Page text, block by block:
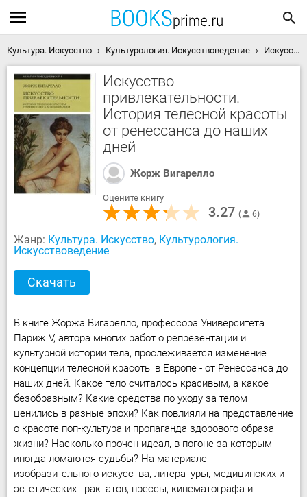
Культура. Искусство Культурология. Искусствоведение Искусство привлекательности. История телесной красоты от ренессанса до наших дней скачать книгу
Искусство
привлекательности.
История телесной красоты
от ренессанса до наших
дней
Жорж Вигарелло
Оцените книгу
3.27 6
Жанр: Культура. Искусство, Культурология.
Искусствоведение
Скачать
В книге Жоржа Вигарелло, профессора Университета
Париж V, автора многих работ о репрезентации и
культурной истории тела, прослеживается изменение
концепции телесной красоты в Европе - от Ренессанса до
наших дней. Какое тело считалось красивым, а какое
безобразным? Какие средства по уходу за телом
ценились в разные эпохи? Как повлияли на представление
о красоте поп-культура и пропаганда здорового образа
жизни? Насколько прочен идеал, в погоне за которым
иногда ломаются судьбы? На материале
изобразительного искусства, литературы, медицинских и
эстетических трактатов, прессы, кинематографа и